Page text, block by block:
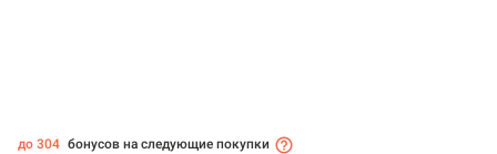
до 304 бонусов на следующие покупки